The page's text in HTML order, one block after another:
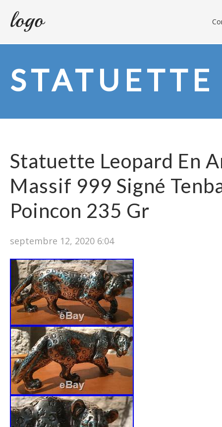
STATUETTE
Statuette Leopard En
Massif 999 Signé
Poincon 235 Gr
septembre 12, 2020 6:04